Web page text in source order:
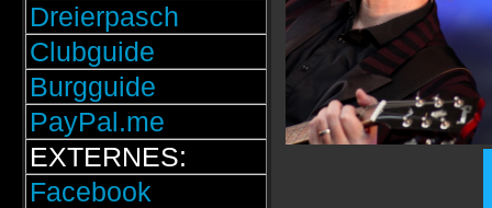
Dreierpasch
Clubguide
Burgguide
PayPal.me
EXTERNES:
Facebook